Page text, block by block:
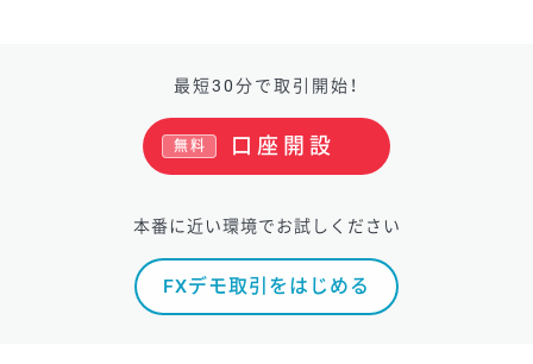
最短30分で取引開始！
口座開設
無料
本番に近い環境でお試しください
FXデモ取引をはじめる